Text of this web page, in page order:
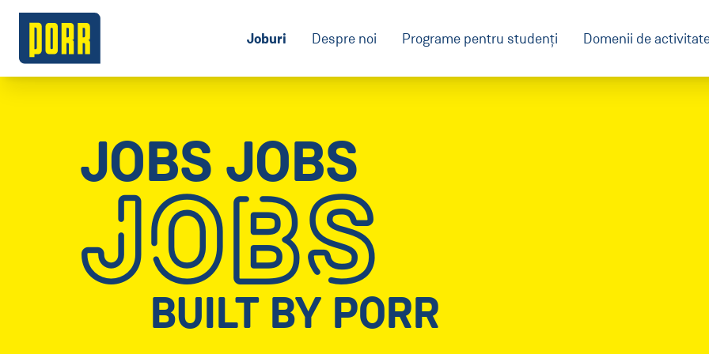
Joburi Despre noi Programe pentru studenți Domenii de
JOBS JOBS
JOBS
BUILT BY PORR